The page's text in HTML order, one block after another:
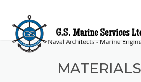
MATERIALS